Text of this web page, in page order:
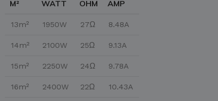
M² WATT OHM AMP
13m² 1950W 27Ω 8.48A
14m² 2100W 25Ω 9.13A
15m² 2250W 24Ω 9.78A
16m² 2400W 22Ω 10.43A